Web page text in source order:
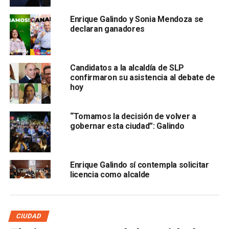
mismito voy a coordinar su campaña”, manifestó.
El coordinador regional dijo que estaría interesado en
contender por la alcaldía capitalina “con todo y Pozos”
debido a que
municipalización porque “no se vale por ciertas
razones por las que lo están haciendo”
buscaría este puesto,luego de participar en 2018 y
2021 por el mismo cargo.
Enrique Galindo y Sonia Mendoza se
declaran ganadores
Candidatos a la alcaldía de SLP
confirmaron su asistencia al debate de
hoy
“Tomamos la decisión de volver a
gobernar esta ciudad”: Galindo
Enrique Galindo sí contempla solicitar
licencia como alcalde
CIUDAD